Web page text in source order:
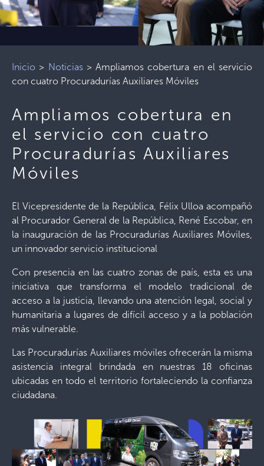
Inicio > Noticias> Ampliamos cobertura en el servicio
con cuatro Procuradurías Auxiliares Móviles
Ampliamos cobertura en
el servicio con cuatro
Procuradurías Auxiliares
Móviles
El Vicepresidente de la República, Félix Ulloa acompañó
al Procurador General de la República, René Escobar, en
la inauguración de las Procuradurías Auxiliares Móviles,
un innovador servicio institucional
Con presencia en las cuatro zonas de país, esta es una
iniciativa que transforma el modelo tradicional de
acceso a la justicia, llevando una atención legal, social y
humanitaria a lugares de difícil acceso y a la población
más vulnerable.
Las Procuradurías Auxiliares móviles ofrecerán la misma
asistencia integral brindada en nuestras 18 oficinas
ubicadas en todo el territorio fortaleciendo la confianza
ciudadana.